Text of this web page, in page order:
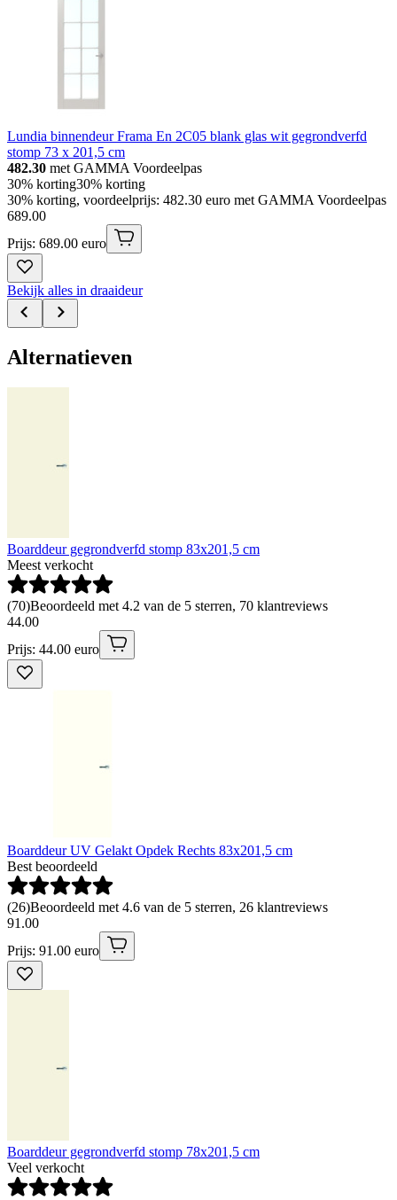
Lundia binnendeur Frama En 2C05 blank glas wit gegrondverfd
stomp 73 x 201,5 cm
482.30 met GAMMA Voordeelpas
30% korting30% korting
30% korting, voordeelprijs: 482.30 euro met GAMMA Voordeelpas
689.00
Prijs: 689.00 euro
Bekijk alles in draaideur
Alternatieven
Boarddeur gegrondverfd stomp 83x201,5 cm
Meest verkocht
(70)Beoordeeld met 4.2 van de 5 sterren, 70 klantreviews
44.00
Prijs: 44.00 euro
Boarddeur UV Gelakt Opdek Rechts 83x201,5 cm
Best beoordeeld
(26)Beoordeeld met 4.6 van de 5 sterren, 26 klantreviews
91 .00
Prijs: 91.00 euro
Boarddeur gegrondverfd stomp 78x201,5 cm
Veel verkocht